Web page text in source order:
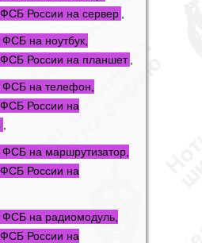
России на сервер
на ноутбук,
России на планшет
ФСБ на телефон,
России на
на маршрутизатор,
России на
на радиомодуль,
России на